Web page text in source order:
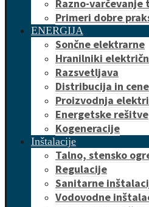
Razno-
Primeri dobre
ENERGIJA
Sončne elektrarne
Hranilniki
Razsvetljava
Distribucija in
Proizvodnja
Energetske rešitve
Kogeneracije
Inštalacije
Talno, stensko
Regulacije
Sanitarne
Vodovodne